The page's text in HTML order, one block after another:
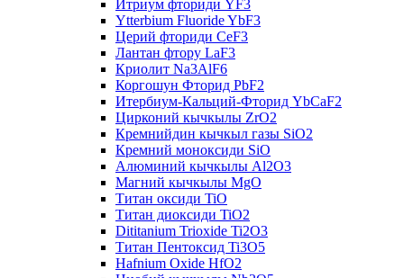
Итриум фториди YF3
Ytterbium Fluoride YbF3
Церий фториди CeF3
Лантан фтору LaF3
Криолит Na3AlF6
Коргошун Фторид PbF2
Итербиум-Кальций-Фторид YbCaF2
Цирконий кычкылы ZrO2
Кремнийдин кычкыл газы SiO2
Кремний моноксиди SiO
Алюминий кычкылы Al2O3
Магний кычкылы MgO
Титан оксиди TiO
Титан диоксиди TiO2
Dititanium Trioxide Ti2O3
Титан Пентоксид Ti3O5
Hafnium Oxide HfO2